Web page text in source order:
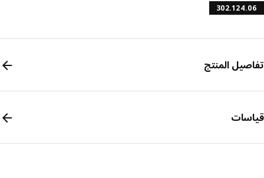
المنتج